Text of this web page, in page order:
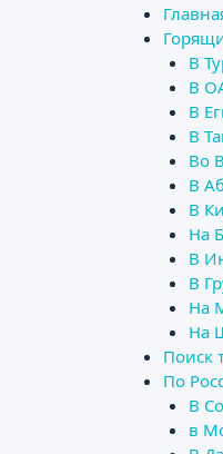
В
В
В
В
Во
В
В
На
В
В
На
На
Поиск
По
В
в